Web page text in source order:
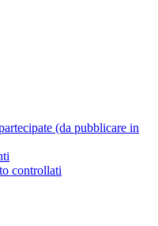
(da pubblicare in
controllati